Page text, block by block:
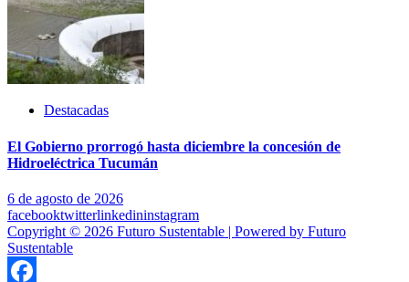
Destacadas
El Gobierno prorrogó hasta diciembre la concesión de
Hidroeléctrica Tucumán
6 de agosto de 2026
facebooktwitterlinkedininstagram
Copyright © 2026 Futuro Sustentable | Powered by Futuro
Sustentable